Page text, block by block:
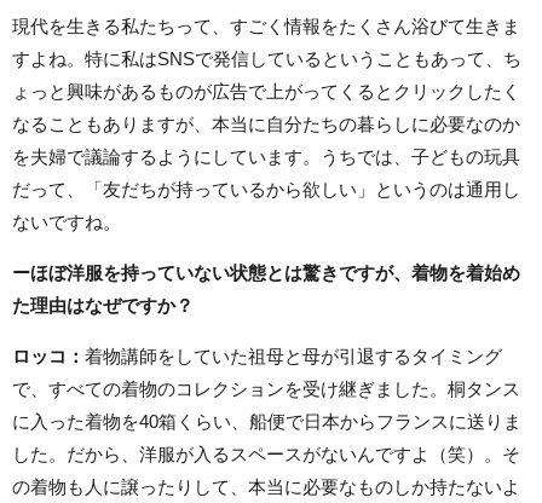
現代を生きる私たちって、すごく情報をたくさん浴びて生きま
すよね。特に私はSNSで発信しているということもあって、ち
ょっと興味があるものが広告で上がってくるとクリックしたく
なることもありますが、本当に自分たちの暮らしに必要なのか
を夫婦で議論するようにしています。うちでは、子どもの玩具
だって、「友だちが持っているから欲しい」というのは通用し
ないですね。
ーほぼ洋服を持っていない状態とは驚きですが、着物を着始め
た理由はなぜですか？
ロッコ： 着物講師をしていた祖母と母が引退するタイミング
で、すべての着物のコレクションを受け継ぎました。桐タンス
に入った着物を40箱くらい、船便で日本からフランスに送りま
した。だから、洋服が入るスペースがないんですよ（笑）。そ
の着物も人に譲ったりして、本当に必要なものしか持たないよ